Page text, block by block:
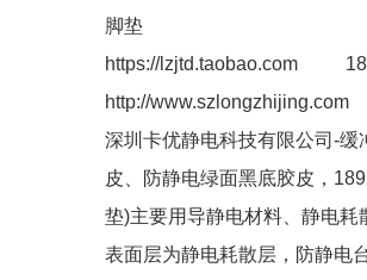
脚垫
https://lzjtd.taobao.com
http://www.szlongzhijing.com
深圳卡优静电科技有限公司-
皮、防静电绿面黑底胶皮，
垫)主要用导静电材料、静电
表面层为静电耗散层，防静电